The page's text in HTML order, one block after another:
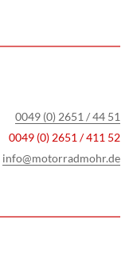
0049 (0) 2651 / 44 51
0049 (0) 2651 / 411 52
info@motorradmohr.de